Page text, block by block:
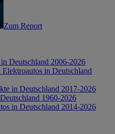
Zum Report
Deutschland 2006-2026
in Deutschland
in Deutschland 2017-2026
1960-2026
in Deutschland 2014-2026